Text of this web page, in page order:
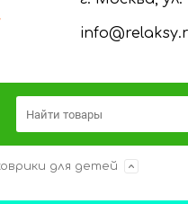
для детей